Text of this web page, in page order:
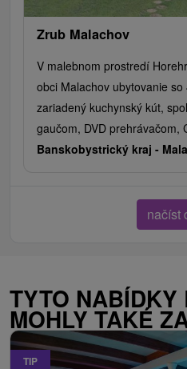
Zrub Malachov
V malebnom prostredí
obci Malachov ubytovanie
zariadený kuchynský kút,
gaučom, DVD prehrávačom,
Banskobystrický kraj -
načíst
TYTO NABÍDKY
MOHLY TAKÉ
TIP